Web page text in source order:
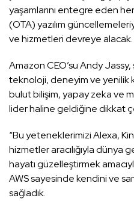
yaşamlarını entegre eden
(OTA) yazılım
ve hizmetleri devreye alacak.
Amazon CEO’su Andy
teknoloji, deneyim ve yenilik
bulut bilişim, yapay zeka ve
lider haline geldiğine dikkat
“Bu yeteneklerimizi Alexa,
hizmetler aracılığıyla dünya
hayatı güzelleştirmek
AWS sayesinde kendini ve
sağladık.